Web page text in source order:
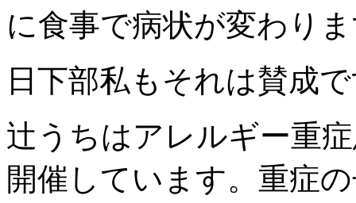
に食事で病状が変わり
日下部私もそれは賛成
辻 うちはアレルギー重
開催しています。重症